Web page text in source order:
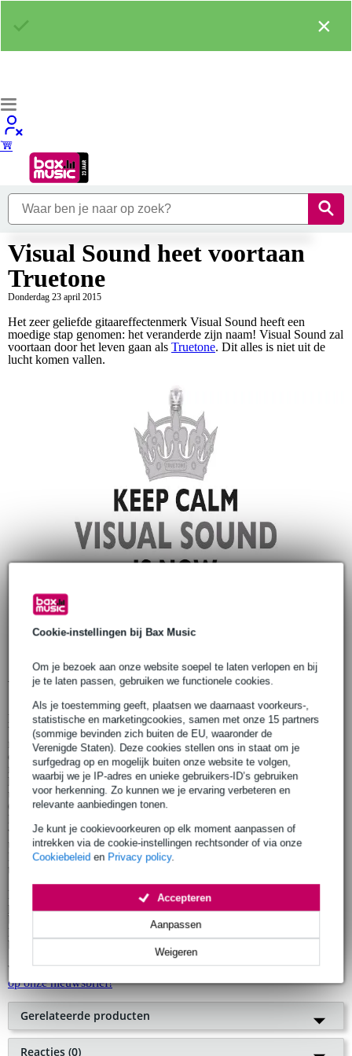
Cookie-instellingen bij Bax Music
Om je bezoek aan onze website soepel te laten verlopen en bij
je te laten passen, gebruiken we functionele cookies.
Als je toestemming geeft, plaatsen we daarnaast voorkeurs-,
statistische en marketingcookies, samen met onze 15 partners
(sommige bevinden zich buiten de EU, waaronder de
Verenigde Staten). Deze cookies stellen ons in staat om je
surfgedrag op en mogelijk buiten onze website te volgen,
waarbij we je IP-adres en unieke gebruikers-ID’s gebruiken
voor herkenning. Zo kunnen we je ervaring verbeteren en
relevante aanbiedingen tonen.
Je kunt je cookievoorkeuren op elk moment aanpassen of
intrekken via de cookie-instellingen rechtsonder of via onze
Cookiebeleid en Privacy policy.
Weigeren
Aanpassen
Accepteren
Visual Sound heet voortaan
Truetone
Donderdag 23 april 2015
Het zeer geliefde gitaareffectenmerk Visual Sound heeft een
moedige stap genomen: het veranderde zijn naam! Visual Sound zal
voortaan door het leven gaan als Truetone. Dit alles is niet uit de
lucht komen vallen.
Waarom?
Het eerste product van Visual Sound - nu Truetone - was de Visual
Volume, een volumepedaal dat voorzien is van een visuele
niveauindicator. Het is dus niet moeilijk te raden waar Truetone zijn
oorspronkelijke naam op baseerde. Intussen is het merk echter niet
meer bekend van zijn volumepedaal, maar van zijn reeks
hoogwaardige en toch betaalbare effectpedalen, variërend van
uiteenlopende overdrives tot delays en chorus-stompboxen.
Gitaristen kennen wellicht de Jekyll & Hyde, de Route 66 en de
vergeten: een zeer compacte, maar uiterst krachtige voeding voor
uw pedalboard. Door het huidige assortiment en het bedrijfsmotto -
Real Tone for Real People - als uitgangspunt te nemen, kwam men
tot de naam Truetone.
Het zal natuurlijk een aardig poosje duren voordat op elk van de
producten de nieuwe naam prijkt. Doet u dus een Truetone-
bestelling bij ons, dan kan daar één van de twee namen op staan.
Hoe dan ook, onveranderd is de sublieme geluids- en
bouwkwaliteit van dit merk.
Wilt u op de hoogte blijven van ons laatste nieuws,schrijf u nu in
op onze nieuwsbrief!
Gerelateerde producten
Truetone V2 Son of Hyde
Reacties (0)
×